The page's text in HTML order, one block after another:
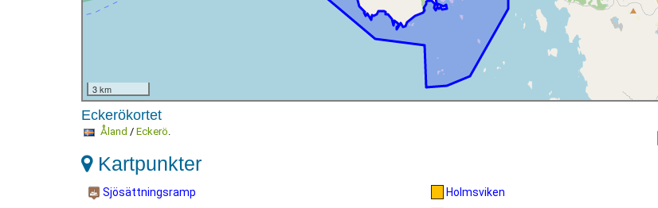
3 km
Eckerökortet
Åland / Eckerö.
Kartpunkter
Sjösättningsramp
Holmsviken